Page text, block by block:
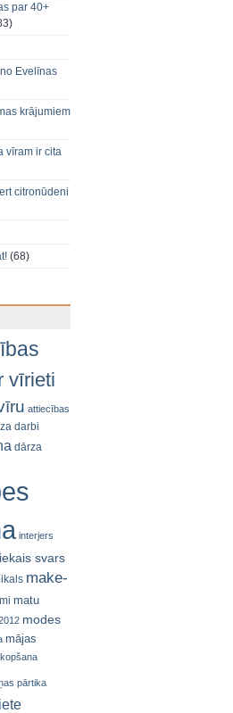
par 40+
Evelīnas
krājumiem
vīram ir cita
citronūdeni
(68)
vīrieti
attiecības
darbi
dārza
interjers
liekais svars
make-
matu
modes
mājas
pārtika